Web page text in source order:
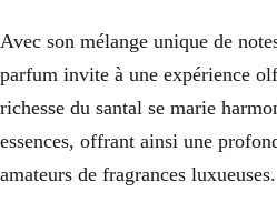
Avec son mélange unique de
parfum invite à une expérience
richesse du santal se marie
essences, offrant ainsi une
amateurs de fragrances luxueuses.